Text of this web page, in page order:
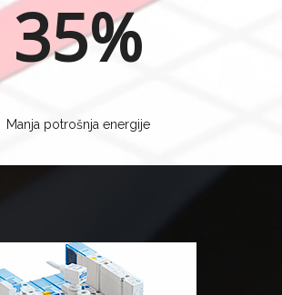
35%
Manja potrošnja energije